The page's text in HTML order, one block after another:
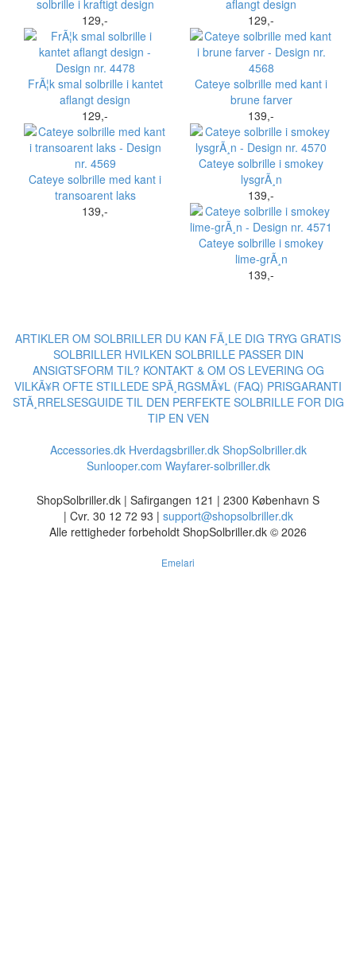
solbrille i kraftigt design
129,-
aflangt design
129,-
FrÃ¦k smal solbrille i kantet
aflangt design
129,-
Cateye solbrille med kant i
brune farver
139,-
Cateye solbrille med kant i
transoarent laks
139,-
Cateye solbrille i smokey
lysgrÃ¸n
139,-
Cateye solbrille i smokey
lime-grÃ¸n
139,-
ARTIKLER OM SOLBRILLER DU KAN FÃ¸LE DIG TRYG GRATIS
SOLBRILLER HVILKEN SOLBRILLE PASSER DIN
ANSIGTSFORM TIL? KONTAKT & OM OS LEVERING OG
VILKÃ¥R OFTE STILLEDE SPÃ¸RGSMÃ¥L (FAQ) PRISGARANTI
STÃ¸RRELSESGUIDE TIL DEN PERFEKTE SOLBRILLE FOR DIG
TIP EN VEN
Accessories.dk Hverdagsbriller.dk ShopSolbriller.dk
Sunlooper.com Wayfarer-solbriller.dk
ShopSolbriller.dk | Safirgangen 121 | 2300 København S
| Cvr. 30 12 72 93 | support@shopsolbriller.dk
Alle rettigheder forbeholdt ShopSolbriller.dk © 2026
Emelari